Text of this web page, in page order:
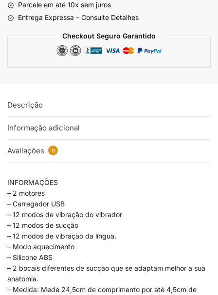
Parcele em até 10x sem juros
Entrega Expressa – Consulte Detalhes
Checkout Seguro Garantido
Descrição
Informação adicional
Avaliações 0
INFORMAÇÕES
– 2 motores
– Carregador USB
– 12 modos de vibração do vibrador
– 12 modos de sucção
– 12 modos de vibração da língua.
– Modo aquecimento
– Silicone ABS
– 2 bocais diferentes de sucção que se adaptam melhor a sua
anatomia.
– Medida: Mede 24,5cm de comprimento por até 4,5cm de